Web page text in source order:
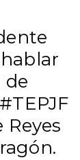
de
#TEPJF